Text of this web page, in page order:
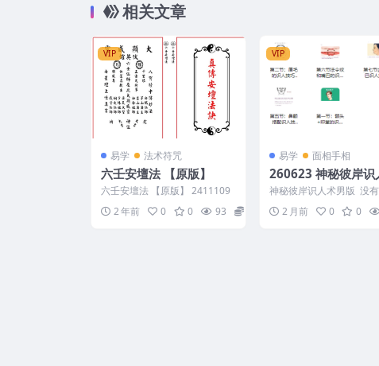
相关文章
VIP
易学 法术符咒
六壬安壇法 【原版】
六壬安壇法 【原版】 2411109
2 年前
0 0 93
VIP
易学 面相手相
260623 神秘彼岸识
男版
神秘彼岸识人术男版 没
0介意勿下 自用或者会员专
看 神秘彼岸识人术...
2 月前 0 0